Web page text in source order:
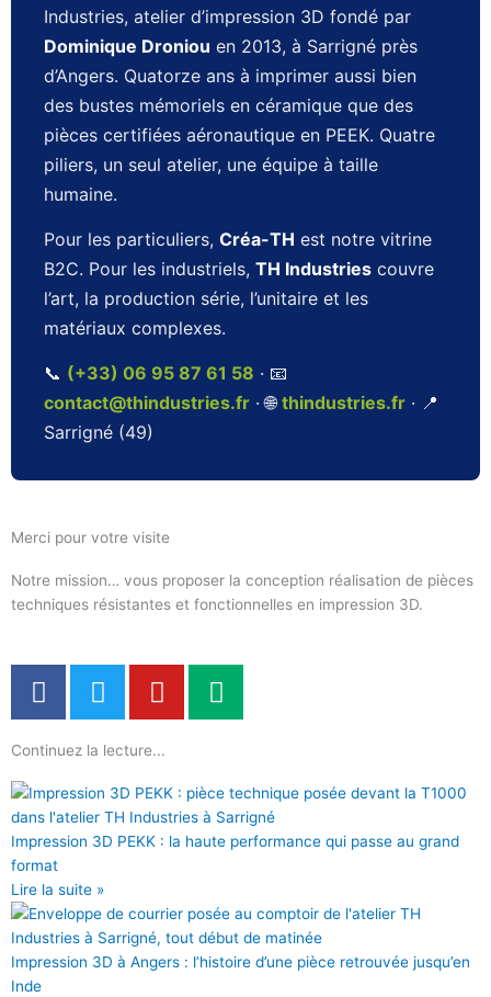
Industries, atelier d’impression 3D fondé par
Dominique Droniou en 2013, à Sarrigné près
d’Angers. Quatorze ans à imprimer aussi bien
des bustes mémoriels en céramique que des
pièces certifiées aéronautique en PEEK. Quatre
piliers, un seul atelier, une équipe à taille
humaine.
Pour les particuliers, Créa-TH est notre vitrine
B2C. Pour les industriels, TH Industries couvre
l’art, la production série, l’unitaire et les
matériaux complexes.
📞 (+33) 06 95 87 61 58 · 📧
contact@thindustries.fr · 🌐thindustries.fr · 📍
Sarrigné (49)
Merci pour votre visite
Notre mission… vous proposer la conception réalisation de pièces
techniques résistantes et fonctionnelles en impression 3D.
F
a
e
b
o
o
k
T
w
t
t
e
r
Y
o
t
u
b
e
M
e
u
m
Continuez la lecture...
Impression 3D PEKK : la haute performance qui passe au grand
format
Lire la suite »
Impression 3D à Angers : l’histoire d’une pièce retrouvée jusqu’en
Inde